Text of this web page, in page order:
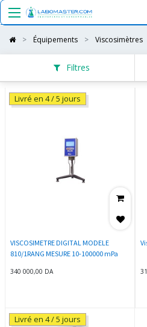
Équipements Viscosimètres
Filtres
Livré en 4 / 5 jours
VISCOSIMETRE DIGITAL MODELE
810/1RANG MESURE 10-100000 mPa
340 000,00 DA
Livré en 4 / 5 jours